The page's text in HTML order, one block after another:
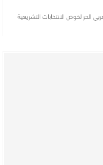
الحر لخوض الانتخابات التشريعية